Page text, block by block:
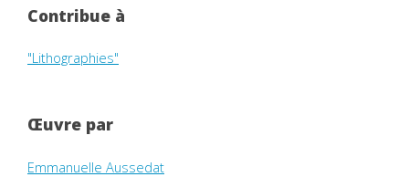
Contribue à
"Lithographies"
Œuvre par
Emmanuelle Aussedat